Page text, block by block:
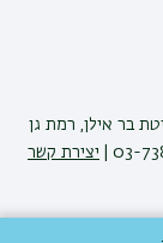
בר אילן, רמת גן
יצירת קשר